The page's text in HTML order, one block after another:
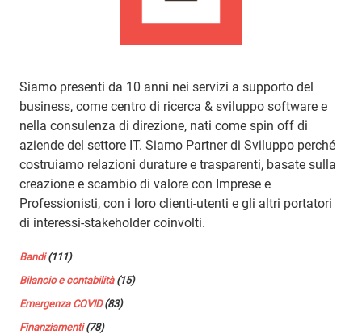
Siamo presenti da 10 anni nei servizi a supporto del
business, come centro di ricerca & sviluppo software e
nella consulenza di direzione, nati come spin off di
aziende del settore IT. Siamo Partner di Sviluppo perché
costruiamo relazioni durature e trasparenti, basate sulla
creazione e scambio di valore con Imprese e
Professionisti, con i loro clienti-utenti e gli altri portatori
di interessi-stakeholder coinvolti.
Bandi(111)
Bilancio e contabilità(15)
Emergenza COVID(83)
Finanziamenti(78)